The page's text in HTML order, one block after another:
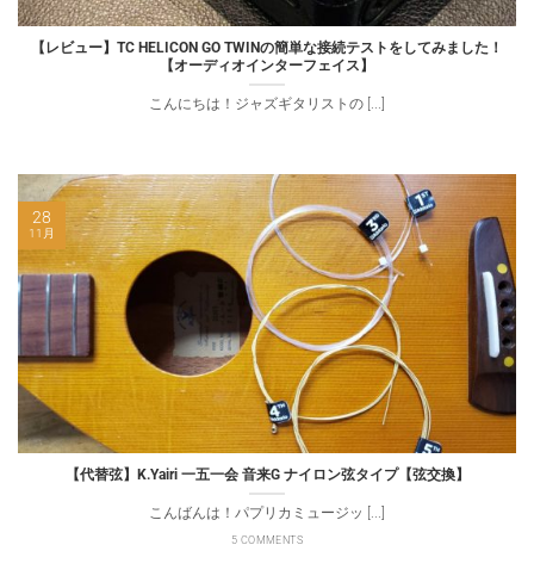
【レビュー】TC HELICON GO TWINの簡単な接続テストをしてみました！
【オーディオインターフェイス】
こんにちは！ジャズギタリストの [...]
【代替弦】K.Yairi 一五一会 音来G ナイロン弦タイプ【弦交換】
こんばんは！パプリカミュージッ [...]
5 COMMENTS
28
11月